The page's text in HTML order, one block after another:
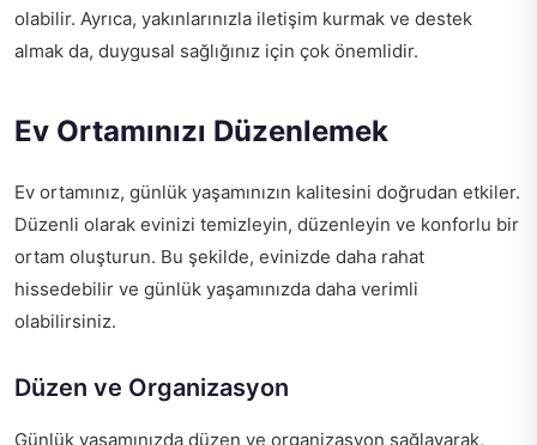
olabilir. Ayrıca, yakınlarınızla iletişim kurmak ve destek
almak da, duygusal sağlığınız için çok önemlidir.
Ev Ortamınızı Düzenlemek
Ev ortamınız, günlük yaşamınızın kalitesini doğrudan etkiler.
Düzenli olarak evinizi temizleyin, düzenleyin ve konforlu bir
ortam oluşturun. Bu şekilde, evinizde daha rahat
hissedebilir ve günlük yaşamınızda daha verimli
olabilirsiniz.
Düzen ve Organizasyon
Günlük yaşamınızda düzen ve organizasyon sağlayarak,